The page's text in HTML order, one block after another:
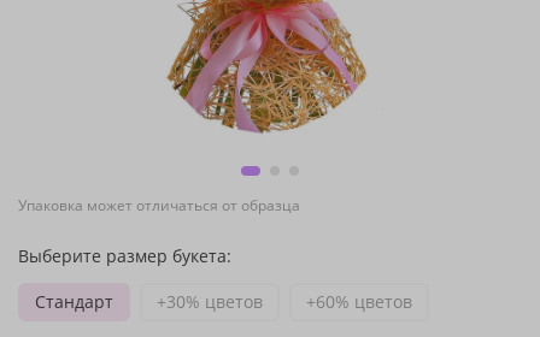
Упаковка может отличаться от образца
Выберите размер букета:
Стандарт
+30% цветов +60% цветов